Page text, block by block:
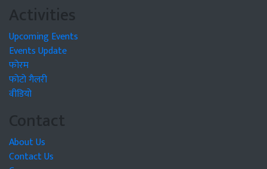
Activities
Upcoming Events
Events Update
फोरम
फोटो गैलरी
वीडियो
Contact
About Us
Contact Us